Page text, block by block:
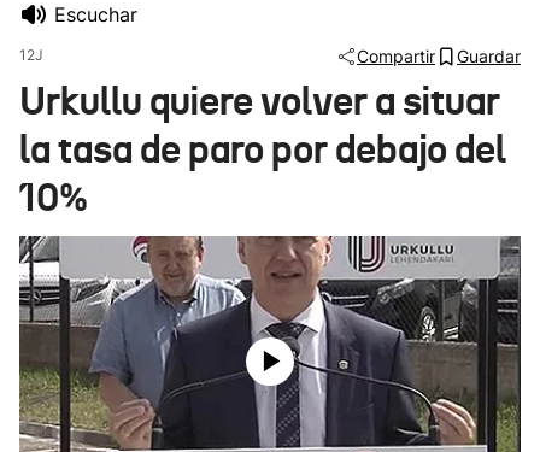
Ikusmiran
Escuchar
12J Compartir Guardar
Urkullu quiere volver a situar
la tasa de paro por debajo del
10%